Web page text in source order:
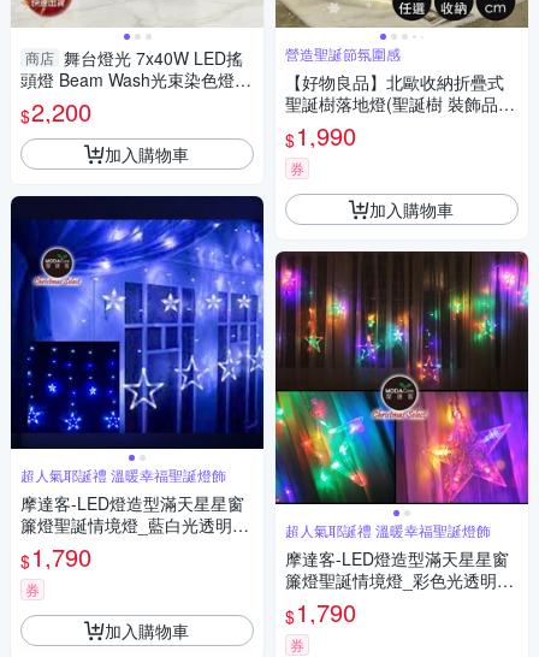
商店 舞台燈光 7x40W LED搖
頭燈 Beam Wash光束染色燈
光環效果燈
$2,200
加入購物車
超人氣耶誕禮 溫暖幸福聖誕燈飾
摩達客-LED燈造型滿天星星窗
簾燈聖誕情境燈_藍白光透明線
| 附贈IC控制器_插電式 本島免
運費
$1,790
券
加入購物車
營造聖誕節氛圍感
【好物良品】北歐收納折疊式
聖誕樹落地燈(聖誕樹 裝飾品
聖誕裝飾 飾品收納 聖誕節)
$1,990
券
加入購物車
超人氣耶誕禮 溫暖幸福聖誕燈飾
摩達客-LED燈造型滿天星星窗
簾燈聖誕情境燈_彩色光透明線
| 附贈IC控制器_插電式 本島免
運費
$1,790
券